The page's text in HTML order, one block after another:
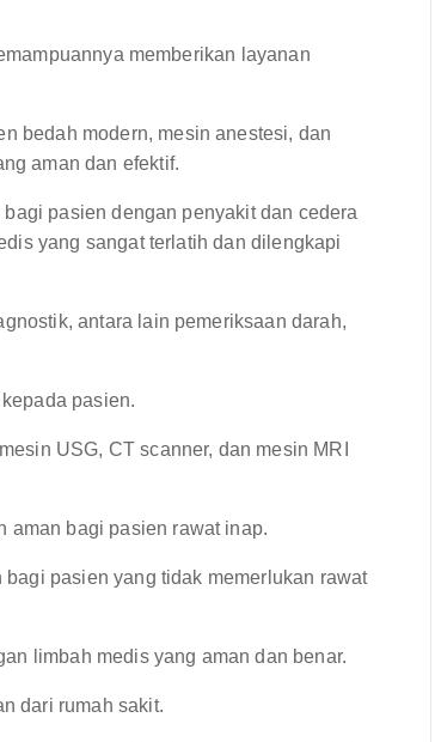
memberikan layanan
bedah modern, mesin anestesi, dan
aman dan efektif.
pasien dengan penyakit dan cedera
yang sangat terlatih dan dilengkapi
antara lain pemeriksaan darah,
pasien.
USG, CT scanner, dan mesin MRI
aman bagi pasien rawat inap.
pasien yang tidak memerlukan rawat
limbah medis yang aman dan benar.
dari rumah sakit.